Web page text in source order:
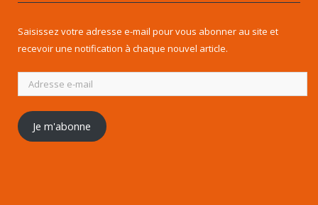
Saisissez votre adresse e-mail pour vous abonner au site et
recevoir une notification à chaque nouvel article.
Adresse
e-
mail
Je m'abonne